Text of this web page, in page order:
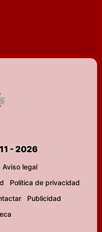
- 2026
Aviso legal
Política de privacidad
Publicidad